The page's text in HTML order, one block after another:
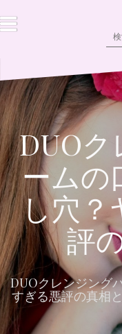
ン
テ
へ
ス
キ
ッ
プ
検
索:
DUO
ームの
し穴？
評
DUOクレンジング
すぎる悪評の真相